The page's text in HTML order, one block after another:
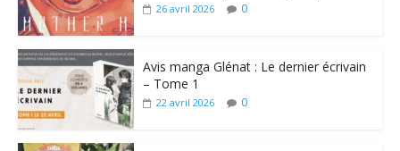
26 avril 2026 0
Avis manga Glénat : Le dernier écrivain
– Tome 1
22 avril 2026 0